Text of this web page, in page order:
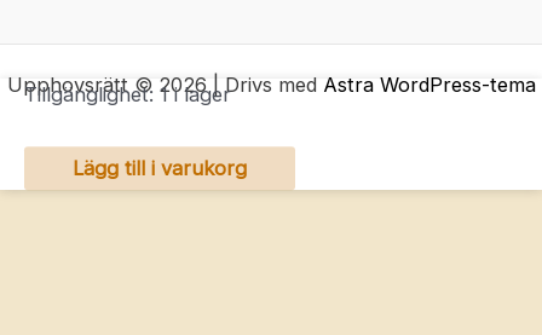
Upphovsrätt © 2026 | Drivs med Astra WordPress-tema
Tillgänglighet: 1 i lager
LINDEX
sweatshirt
Lägg till i varukorg